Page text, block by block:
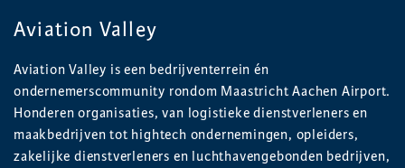
Aviation Valley
Aviation Valley is een bedrijventerrein én
ondernemerscommunity rondom Maastricht Aachen Airport.
Honderen organisaties, van logistieke dienstverleners en
maakbedrijven tot hightech ondernemingen, opleiders,
zakelijke dienstverleners en luchthavengebonden bedrijven,